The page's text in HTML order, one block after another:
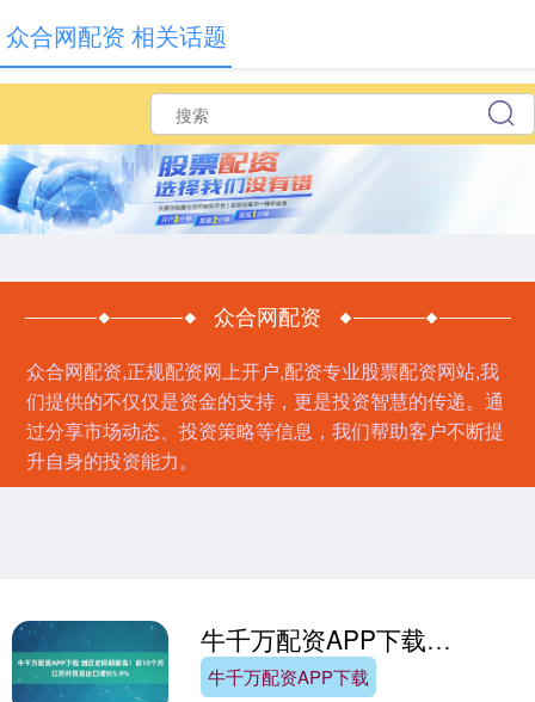
众合网配资
众合网配资,正规配资网上开户,配资专业股票配资网站,我
们提供的不仅仅是资金的支持，更是投资智慧的传递。通
过分享市场动态、投资策略等信息，我们帮助客户不断提
升自身的投资能力。
众合网配资 相关话题
牛千万配资APP下载 创历史同期新高！前10个月江苏外贸进出口增长5.9%
牛千万配资APP下载